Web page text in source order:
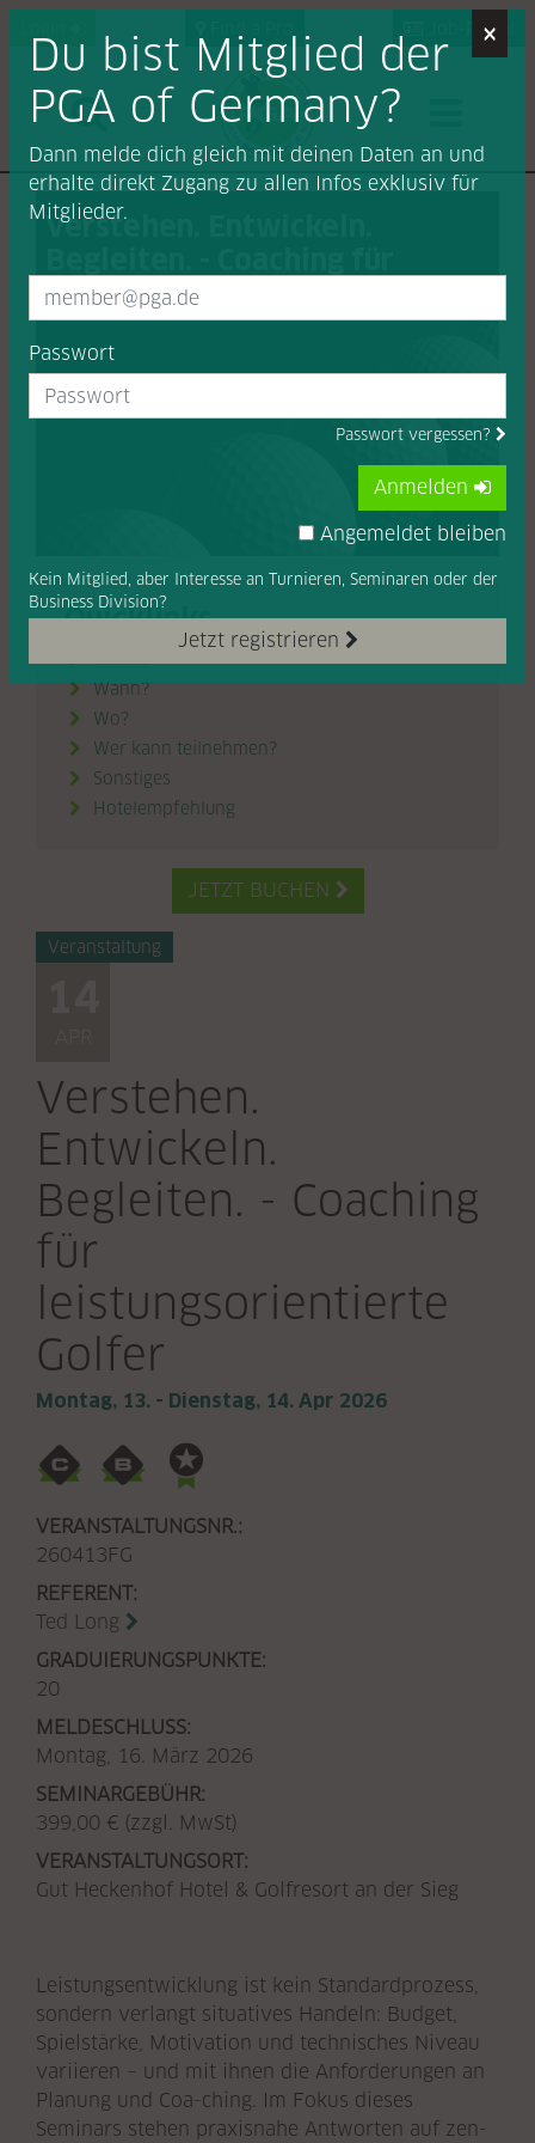
Job-Portal
Verstehen. Entwickeln.
leistungsorientierte Golfer
Veranstaltung
Verstehen.
Entwickeln.
Begleiten. - Coaching
für
leistungsorientierte
Golfer
Montag, 13. - Dienstag, 14. Apr 2026
VERANSTALTUNGSNR.:
260413FG
REFERENT:
Ted Long
GRADUIERUNGSPUNKTE:
20
MELDESCHLUSS:
Montag, 16. März 2026
SEMINARGEBÜHR:
399,00 € (zzgl. MwSt)
VERANSTALTUNGSORT:
Gut Heckenhof Hotel & Golfresort an der Sieg
Leistungsentwicklung ist kein Standardprozess,
sondern verlangt situatives Handeln: Budget,
Spielstärke, Motivation und technisches Niveau
variieren – und mit ihnen die Anforderungen an
Planung und Coa-ching. Im Fokus dieses
Seminars stehen praxisnahe Antworten auf zen-
Quicklinks
 Wann?
 Wo?
 Wer kann teilnehmen?
 Sonstiges
 Hotelempfehlung
JETZT BUCHEN 
×
Du bist Mitglied der
PGA of Germany?
Dann melde dich gleich mit deinen Daten an und
erhalte direkt Zugang zu allen Infos exklusiv für
Mitglieder.
Passwort
Passwort vergessen?
Jetzt registrieren
Kein Mitglied, aber Interesse an Turnieren, Seminaren oder der
Business Division?
Anmelden
Angemeldet bleiben